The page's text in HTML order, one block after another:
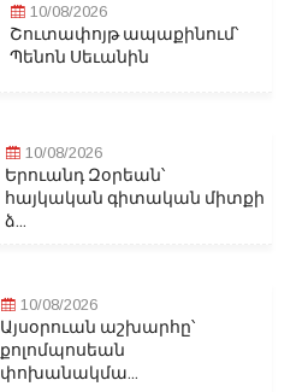
10/08/2026
Շուտափոյթ ապաքինում՝
Պենոն Սեւանին
10/08/2026
Երուանդ Զօրեան՝
հայկական գիտական միտքի
ձ...
10/08/2026
Այսօրուան աշխարհը՝
քոլոմպոսեան
փոխանակմա...